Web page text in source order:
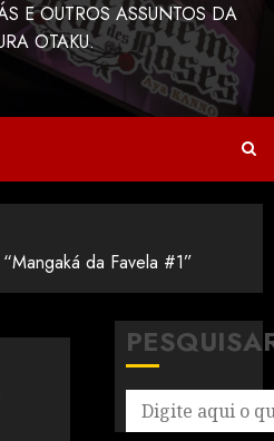
E OUTROS ASSUNTOS DA
OTAKU.
da Favela #1”